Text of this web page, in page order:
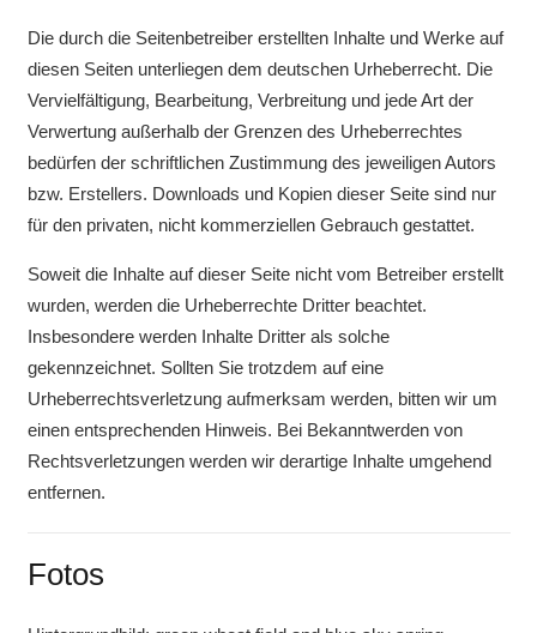
Die durch die Seitenbetreiber erstellten Inhalte und Werke auf
diesen Seiten unterliegen dem deutschen Urheberrecht. Die
Vervielfältigung, Bearbeitung, Verbreitung und jede Art der
Verwertung außerhalb der Grenzen des Urheberrechtes
bedürfen der schriftlichen Zustimmung des jeweiligen Autors
bzw. Erstellers. Downloads und Kopien dieser Seite sind nur
für den privaten, nicht kommerziellen Gebrauch gestattet.
Soweit die Inhalte auf dieser Seite nicht vom Betreiber erstellt
wurden, werden die Urheberrechte Dritter beachtet.
Insbesondere werden Inhalte Dritter als solche
gekennzeichnet. Sollten Sie trotzdem auf eine
Urheberrechtsverletzung aufmerksam werden, bitten wir um
einen entsprechenden Hinweis. Bei Bekanntwerden von
Rechtsverletzungen werden wir derartige Inhalte umgehend
entfernen.
Fotos